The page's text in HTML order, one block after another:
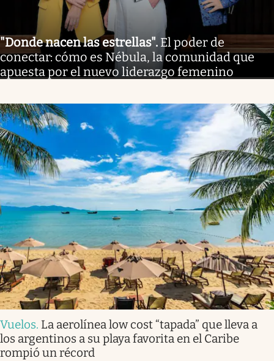
"Donde nacen las estrellas". El poder de
conectar: cómo es Nébula, la comunidad que
apuesta por el nuevo liderazgo femenino
Vuelos. La aerolínea low cost “tapada” que lleva a
los argentinos a su playa favorita en el Caribe
rompió un récord